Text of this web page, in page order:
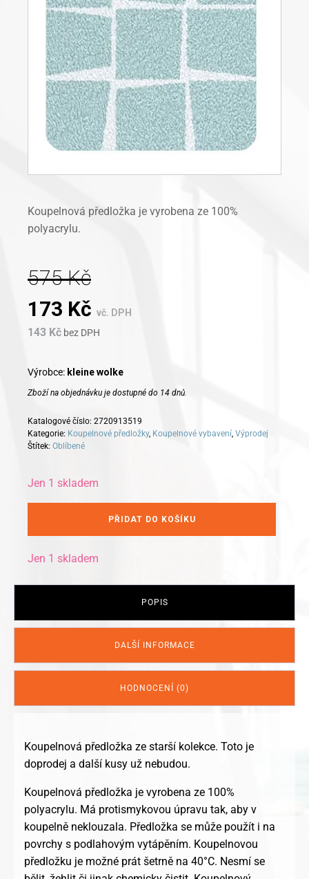
Koupelnová předložka je vyrobena ze 100%
polyacrylu.
575Kč
Original
price
was:
575 Kč.
173 Kč Current
price
is:
173 Kč.
vč. DPH
143 Kč bez DPH
Výrobce: kleine wolke
Zboží na objednávku je dostupné do 14 dnů.
Katalogové číslo: 2720913519
Kategorie: Koupelnové předložky, Koupelnové vybavení, Výprodej
Štítek: Oblíbené
Jen 1 skladem
PŘEDLOŽKA
CARAT
PŘIDAT DO KOŠÍKU
Jen 1 skladem
POPIS
DALŠÍ INFORMACE
HODNOCENÍ (0)
Koupelnová předložka ze starší kolekce. Toto je
doprodej a další kusy už nebudou.
Koupelnová předložka je vyrobena ze 100%
polyacrylu. Má protismykovou úpravu tak, aby v
koupelně neklouzala. Předložka se může použít i na
povrchy s podlahovým vytápěním. Koupelnovou
předložku je možné prát šetrně na 40°C. Nesmí se